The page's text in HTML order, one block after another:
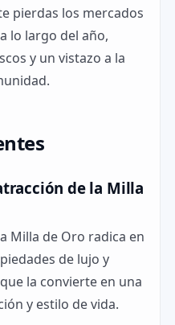
pierdas los mercados
lo largo del año,
y un vistazo a la
de la Milla
Milla de Oro radica en
de lujo y
la convierte en una
y estilo de vida.